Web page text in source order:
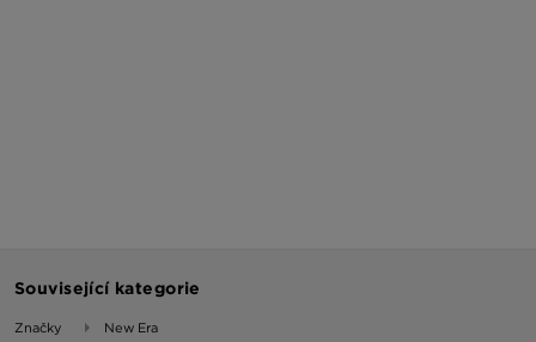
Související kategorie
Značky New Era